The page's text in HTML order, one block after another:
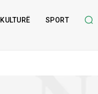
KULTURË SPORT